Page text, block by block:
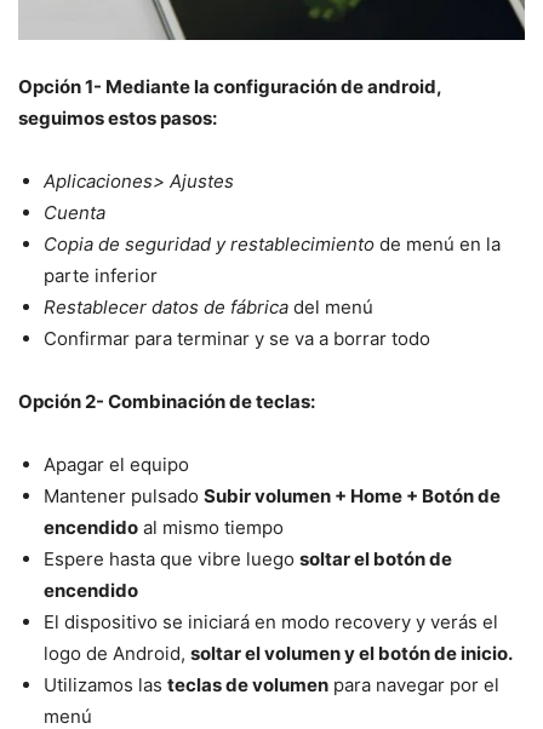
Opción 1- Mediante la configuración de android,
seguimos estos pasos:
Aplicaciones> Ajustes
Cuenta
Copia de seguridad y restablecimiento de menú en la
parte inferior
Restablecer datos de fábrica del menú
Confirmar para terminar y se va a borrar todo
Opción 2- Combinación de teclas:
Apagar el equipo
Mantener pulsado Subir volumen + Home + Botón de
encendido al mismo tiempo
Espere hasta que vibre luego soltar el botón de
encendido
El dispositivo se iniciará en modo recovery y verás el
logo de Android, soltar el volumen y el botón de inicio.
Utilizamos las teclas de volumen para navegar por el
menú